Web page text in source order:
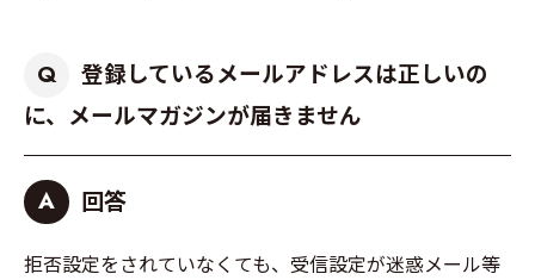
Q
登録しているメールアドレスは正しいの
に、メールマガジンが届きません
A 回答
拒否設定をされていなくても、受信設定が迷惑メール等